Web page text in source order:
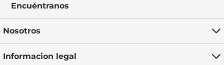
Encuéntranos
Nosotros
Informacion legal